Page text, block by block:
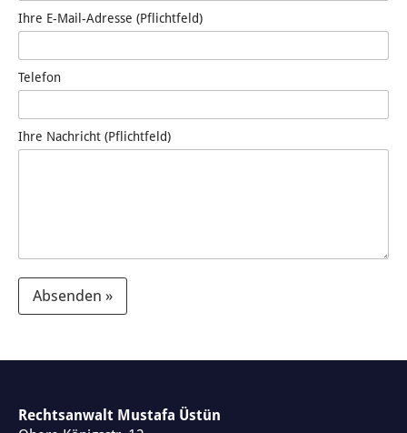
Ihre E-Mail-Adresse (Pflichtfeld)
Telefon
Ihre Nachricht (Pflichtfeld)
Absenden »
e
Rechtsanwalt Mustafa Üstün